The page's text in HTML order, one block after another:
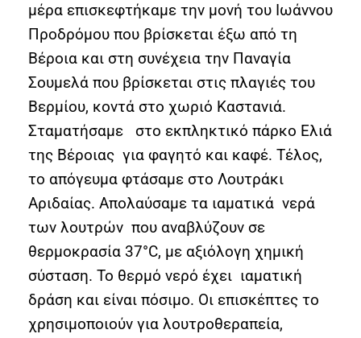
μέρα επισκεφτήκαμε την μονή του Ιωάννου
Προδρόμου που βρίσκεται έξω από τη
Βέροια και στη συνέχεια την Παναγία
Σουμελά που βρίσκεται στις πλαγιές του
Βερμίου, κοντά στο χωριό Καστανιά.
Σταματήσαμε στο εκπληκτικό πάρκο Ελιά
της Βέροιας για φαγητό και καφέ. Τέλος,
το απόγευμα φτάσαμε στο Λουτράκι
Αριδαίας. Απολαύσαμε τα ιαματικά νερά
των λουτρών που αναβλύζουν σε
θερμοκρασία 37°C, με αξιόλογη χημική
σύσταση. Το θερμό νερό έχει ιαματική
δράση και είναι πόσιμο. Οι επισκέπτες το
χρησιμοποιούν για λουτροθεραπεία,